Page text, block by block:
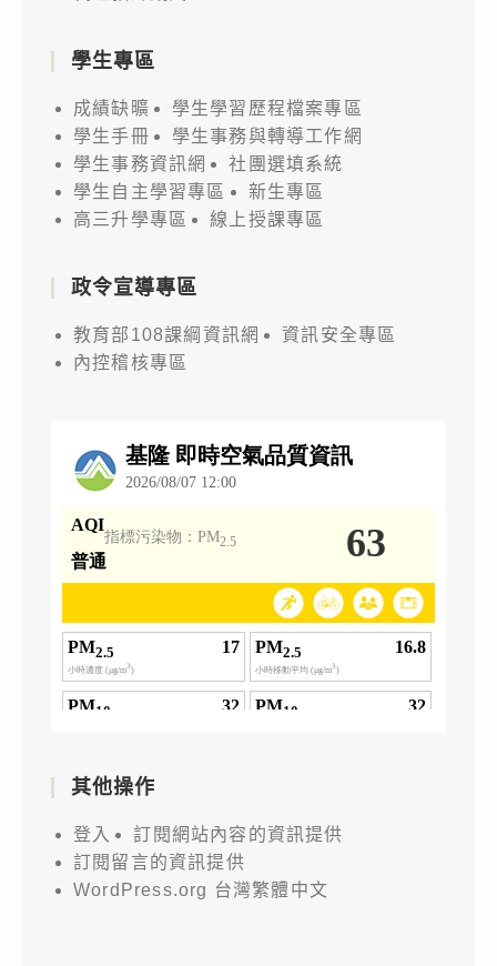
學生專區
成績缺曠
學生學習歷程檔案專區
學生手冊
學生事務與轉導工作網
學生事務資訊網
社團選填系統
學生自主學習專區
新生專區
高三升學專區
線上授課專區
政令宣導專區
教育部108課綱資訊網
資訊安全專區
內控稽核專區
其他操作
登入
訂閱網站內容的資訊提供
訂閱留言的資訊提供
WordPress.org 台灣繁體中文